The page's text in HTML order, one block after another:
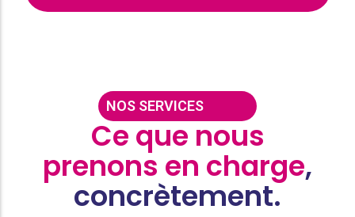
NOS SERVICES
Ce que nous
prenons en charge,
concrètement.